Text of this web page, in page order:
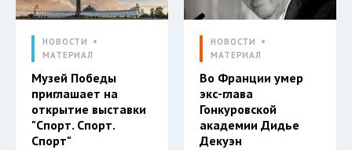
НОВОСТИ
МАТЕРИАЛ
Музей Победы
приглашает на
открытие выставки
"Спорт. Спорт.
Спорт"
НОВОСТИ
МАТЕРИАЛ
Во Франции умер
экс-глава
Гонкуровской
академии Дидье
Декуэн